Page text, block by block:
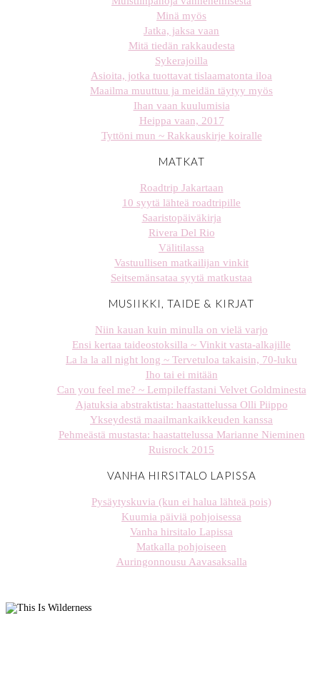
Minä myös
Jatka, jaksa vaan
Mitä tiedän rakkaudesta
Sykerajoilla
Asioita, jotka tuottavat tislaamatonta iloa
Maailma muuttuu ja meidän täytyy myös
Ihan vaan kuulumisia
Heippa vaan, 2017
Tyttöni mun ~ Rakkauskirje koiralle
MATKAT
Roadtrip Jakartaan
10 syytä lähteä roadtripille
Saaristopäiväkirja
Rivera Del Rio
Välitilassa
Vastuullisen matkailijan vinkit
Seitsemänsataa syytä matkustaa
MUSIIKKI, TAIDE & KIRJAT
Niin kauan kuin minulla on vielä varjo
Ensi kertaa taideostoksilla ~ Vinkit vasta-alkajille
La la la all night long ~ Tervetuloa takaisin, 70-luku
Iho tai ei mitään
Can you feel me? ~ Lempileffastani Velvet Goldminesta
Ajatuksia abstraktista: haastattelussa Olli Piippo
Ykseydestä maailmankaikkeuden kanssa
Pehmeästä mustasta: haastattelussa Marianne Nieminen
Ruisrock 2015
VANHA HIRSITALO LAPISSA
Pysäytyskuvia (kun ei halua lähteä pois)
Kuumia päiviä pohjoisessa
Vanha hirsitalo Lapissa
Matkalla pohjoiseen
Auringonnousu Aavasaksalla